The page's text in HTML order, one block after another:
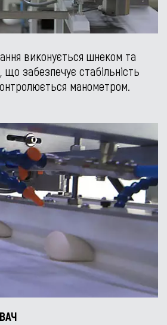
виконується шнеком та
забезпечує стабільність
манометром.